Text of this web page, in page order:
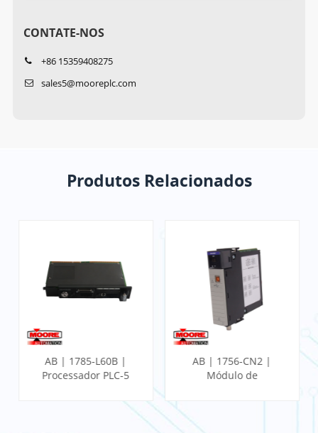
CONTATE-NOS
+86 15359408275
sales5@mooreplc.com
Produtos Relacionados
AB | 1785-L60B |
Processador PLC-5
AB | 1756-CN2 |
Módulo de